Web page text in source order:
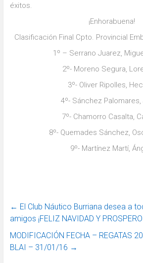
éxitos.
¡Enhorabuena!
Clasificación Final Cpto. Provincial
1º – Serrano Juarez,
2º- Moreno Segura,
3º- Oliver Ripolles,
4º- Sánchez Palomares,
7º- Chamorro Casalta,
8º- Quemades Sánchez,
9º- Martínez Martí,
← El Club Náutico Burriana desea a
amigos ¡FELIZ NAVIDAD Y
MODIFICACIÓN FECHA – REGATAS
BLAI – 31/01/16 →